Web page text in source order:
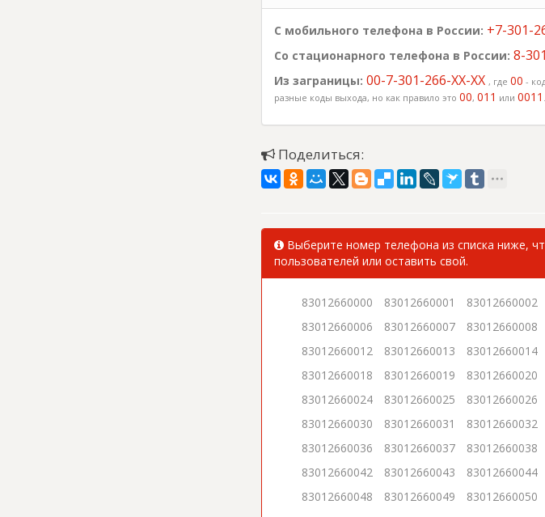
С мобильного телефона в России: +7-301-
Со стационарного телефона в России: 8-
Из заграницы: 00-7-301-266-XX-XX , где 00 -
разные коды выхода, но как правило это 00, 011 или 0011 .
Поделиться:
Выберите номер телефона из списка ниже,
пользователей или оставить свой.
83012660000 83012660001 83012660002
83012660006
83012660007 83012660008
83012660012
83012660013 83012660014
83012660018
83012660019 83012660020
83012660024
83012660025 83012660026
83012660030
83012660031 83012660032
83012660036
83012660037 83012660038
83012660042
83012660043 83012660044
83012660048
83012660049 83012660050